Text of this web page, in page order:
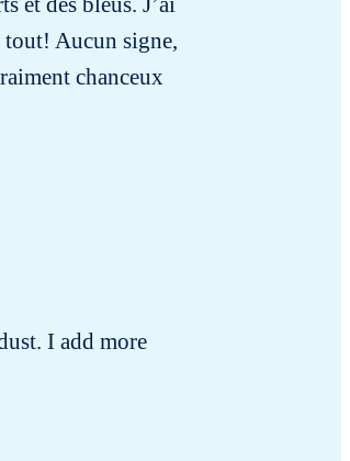
tout! Aucun signe,
chanceux
I add more